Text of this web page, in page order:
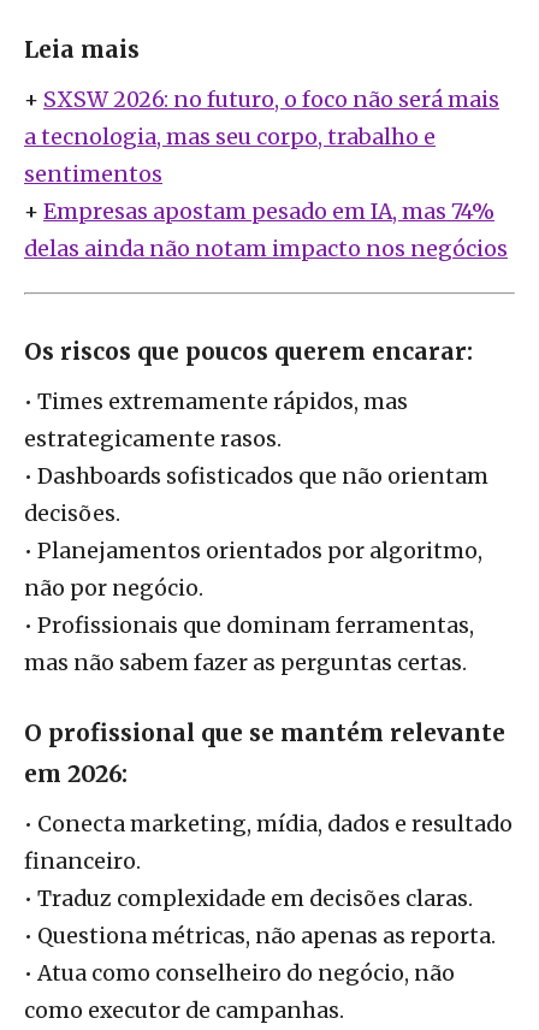
Leia mais
+ SXSW 2026: no futuro, o foco não será mais
a tecnologia, mas seu corpo, trabalho e
sentimentos
+ Empresas apostam pesado em IA, mas 74%
delas ainda não notam impacto nos negócios
Os riscos que poucos querem encarar:
• Times extremamente rápidos, mas
estrategicamente rasos.
• Dashboards sofisticados que não orientam
decisões.
• Planejamentos orientados por algoritmo,
não por negócio.
• Profissionais que dominam ferramentas,
mas não sabem fazer as perguntas certas.
O profissional que se mantém relevante
em 2026:
• Conecta marketing, mídia, dados e resultado
financeiro.
• Traduz complexidade em decisões claras.
• Questiona métricas, não apenas as reporta.
• Atua como conselheiro do negócio, não
como executor de campanhas.